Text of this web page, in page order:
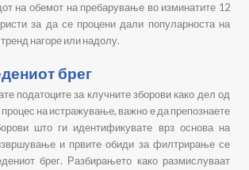
на обемот на пребарување во изминатите 12
за да се процени дали популарноста на
нагоре или надолу.
брег
податоците за клучните зборови како дел од
на истражување, важно е да препознаете
што ги идентификувате врз основа на
и првите обиди за филтрирање се
брег. Разбирањето како размислуваат